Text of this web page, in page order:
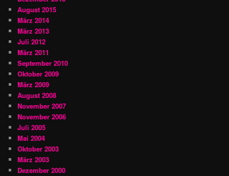
August 2015
März 2014
März 2013
Juli 2012
März 2011
September 2010
Oktober 2009
März 2009
August 2008
November 2007
November 2006
Juli 2005
Mai 2004
Oktober 2003
März 2003
Dezember 2000